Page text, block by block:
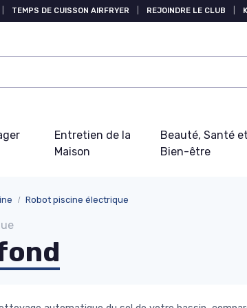
TEMPS DE CUISSON AIRFRYER REJOINDRE LE CLUB
Entretien de la
Maison
Beauté, Santé et
Bien-être
Robot piscine électrique